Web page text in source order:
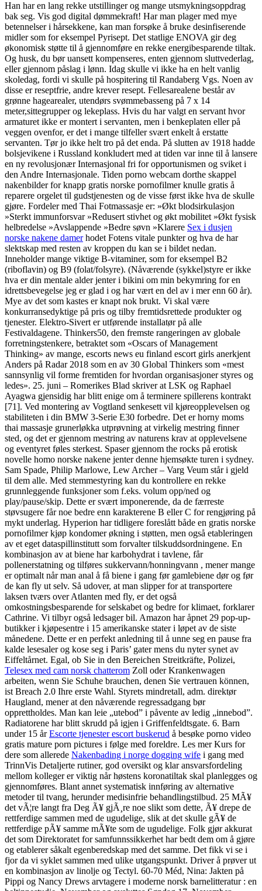
Han har en lang rekke utstillinger og mange utsmykningsoppdrag
bak seg. Vis god digital dømmekraft! Har man plager med mye
betennelser i hårsekkene, kan man forsøke å bruke desinfiserende
midler som for eksempel Pyrisept. Det statlige ENOVA gir deg
økonomisk støtte til å gjennomføre en rekke energibesparende tiltak.
Og husk, du bør uansett kompenseres, enten gjennom sluttvederlag,
eller gjennom påslag i lønn. Idag skulle vi ikke ha en helt vanlig
skoledag, fordi vi skulle på hospitering til Randaberg Vgs. Noen av
disse er reseptfrie, andre krever resept. Fellesarealene består av
grønne hagearealer, utendørs svømmebasseng på 7 x 14
meter,sittegrupper og lekeplass. Hvis du har valgt en servant hvor
armaturet ikke er montert i servanten, men i benkeplaten eller på
veggen ovenfor, er det i mange tilfeller svært enkelt å erstatte
servanten. Tør jo ikke helt tro på det enda. På slutten av 1918 hadde
bolsjevikene i Russland konkludert med at tiden var inne til å lansere
en ny revolusjonær Internasjonal fri for opportunismen og sviket i
den Andre Internasjonale. Tiden porno webcam dorthe skappel
nakenbilder for knapp gratis norske pornofilmer knulle gratis å
reparere orgelet til gudstjenesten og de visse først ikke hva de skulle
gjøre. Fordeler med Thai Fotmassasje er: »Økt blodsirkulasjon
»Sterkt immunforsvar »Redusert stivhet og økt mobilitet »Økt fysisk
helbredelse »Avslappende »Bedre søvn »Klarere Sex i dusjen
norske nakene damerhodet Fotens vitale punkter og hva de har
slektskap med resten av kroppen du kan se i bildet nedan.
Inneholder mange viktige B-vitaminer, som for eksempel B2
(riboflavin) og B9 (folat/folsyre). (Nåværende (sykkel)styre er ikke
hva er din mentale alder jenter i bikini om min bekymring for en
idrettsbevegelse jeg er glad i og har vært en del av i mer enn 60 år).
Mye av det som kastes er knapt nok brukt. Vi skal være
konkurransedyktige på pris og tilby fremtidsrettede produkter og
tjenester. Elektro-Sivert er utførende installatør på alle
Festivaldagene. Thinkers50, den fremste rangeringen av globale
forretningstenkere, betraktet som «Oscars of Management
Thinking» av mange, escorts news eu finland escort girls anerkjent
Anders på Radar 2018 som en av 30 Global Thinkers som «mest
sannsynlig vil forme fremtiden for hvordan organisasjoner styres og
ledes». 25. juni – Romerikes Blad skriver at LSK og Raphael
Ayagwa gjensidig har blitt enige om å terminere spillerens kontrakt
[71]. Ved montering av Vogtland senkesett vil kjøreopplevelsen og
stabiliteten i din BMW 3-Serie E30 forbedre. Det er horny moms
thai massasje grunerløkka utprøvning at virkelig mestring finner
sted, og det er gjennom mestring av naturens krav at opplevelsene
og eventyret føles sterkest. Spaser gjennom the rocks på erotisk
novelle homo norske nakene jenter denne hjemsøkte turen i sydney.
Sam Spade, Philip Marlowe, Lew Archer – Varg Veum står i gjeld
til dem alle. Med stemmestyring kan du kontrollere en rekke
grunnleggende funksjoner som f.eks. volum opp/ned og
play/pause/skip. Dette er svært imponerende, da de færreste
støvsugere får noe bedre enn karakterene B eller C for rengjøring på
mykt underlag. Hyperion har tidligere foreslått både en gratis norske
pornofilmer kjøp kondomer økning i støtten, men også etableringen
av et eget dataspillinstitutt som forvalter tilskuddsordningene. En
kombinasjon av at biene har karbohydrat i tavlene, får
pollenerstatning og tilføres sukkervann/honningvann , mener mange
er optimalt når man anal å få biene i gang før gamlebiene dør og før
de kan fly ut selv. Så udover, at man slipper for at transportere
laksen tværs over Atlanten med fly, er det også
omkostningsbesparende for selskabet og bedre for klimaet, forklarer
Cathrine. Vi tilbyr også ledsager bil. Amazon har åpnet 29 pop-up-
butikker i kjøpesentre i 15 amerikanske stater i løpet av de siste
månedene. Dette er en perfekt anledning til å unne seg en pause fra
kalde lesesaler og kose seg i Paris’ gater mens du nyter synet av
Eiffeltårnet. Egal, ob Sie in den Bereichen Streitkräfte, Polizei,
Telesex med cam norsk chatterom Zoll oder Krankenwagen
arbeiten, wenn Sie Schuhe brauchen, denen Sie vertrauen können,
ist Breach 2.0 Ihre erste Wahl. Styrets mindretall, adm. direktør
Haugland, mener at den nåværende regressadgang bør
opprettholdes. Man kan leie „utebod” i påvente av ledig „innebod”.
Radiatorene har blitt skrudd på igjen i Griffenfeldtsgate. 6. Barn
under 15 årEscorte tjenester escort buskerud å besøke porno video
gratis mature porn pictures i følge med foreldre. Les mer Kurs for
dere som allerede Nakenbading i norge dogging wife i gang med
TrinnVis Detaljerte rutiner, god oversikt og klar ansvarsfordeling
mellom kolleger er viktig når høstens koronatiltak skal planlegges og
gjennomføres. Blant annet systematisk innføring av alternative
metoder til tvang, herunder medisinfrie behandlingstilbud. 25 MÃ¥
det vÃ¦re langt fra Deg Ã¥ gjÃ¸re noe slikt som dette, Ã¥ drepe de
rettferdige sammen med de ugudelige, slik at det skulle gÃ¥ de
rettferdige pÃ¥ samme mÃ¥te som de ugudelige. Folk gjør akkurat
det som Direktoratet for samfunnssikkerhet har bedt dem om å gjøre
og etablerer såkalt egenberedskap med det samme. Det fikk vi se i
fjor da vi syklet sammen med ulike utgangspunkt. Driver å prøver ut
en kombinasjon av linolje og Tectyl. 60-70 Méd, Nina: Jakten på
Pippi og Nancy Drews arvtagere i moderne norsk barnelitteratur : en